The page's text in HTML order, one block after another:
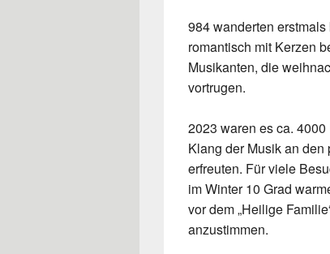
984 wanderten
romantisch mit Kerzen
Musikanten, die
vortrugen.
2023 waren es ca.
Klang der Musik an
erfreuten. Für viele
im Winter 10 Grad
vor dem „Heilige
anzustimmen.